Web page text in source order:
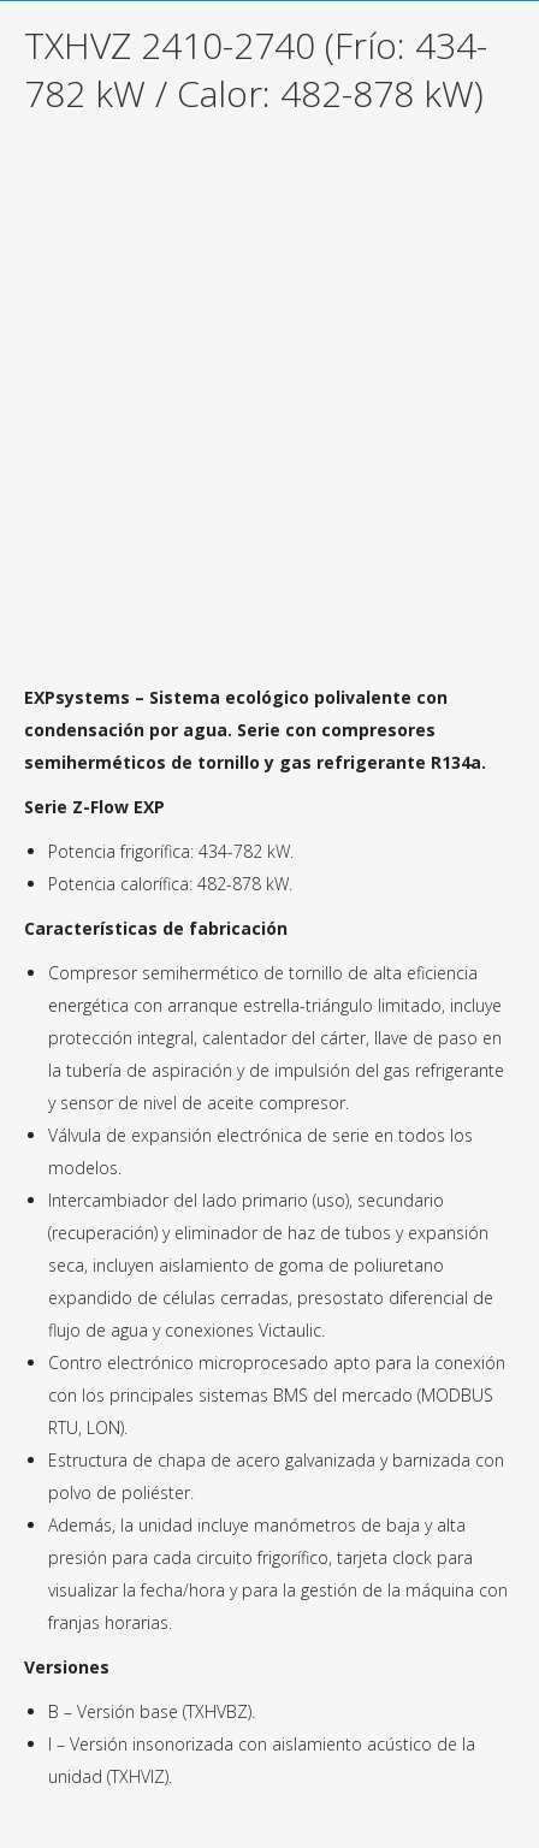
TXHVZ 2410-2740 (Frío: 434-
782 kW / Calor: 482-878 kW)
EXPsystems – Sistema ecológico polivalente con
condensación por agua. Serie con compresores
semiherméticos de tornillo y gas refrigerante R134a.
Serie Z-Flow EXP
Potencia frigorífica: 434-782 kW.
Potencia calorífica: 482-878 kW.
Características de fabricación
Compresor semihermético de tornillo de alta eficiencia
energética con arranque estrella-triángulo limitado, incluye
protección integral, calentador del cárter, llave de paso en
la tubería de aspiración y de impulsión del gas refrigerante
y sensor de nivel de aceite compresor.
Válvula de expansión electrónica de serie en todos los
modelos.
Intercambiador del lado primario (uso), secundario
(recuperación) y eliminador de haz de tubos y expansión
seca, incluyen aislamiento de goma de poliuretano
expandido de células cerradas, presostato diferencial de
flujo de agua y conexiones Victaulic.
Contro electrónico microprocesado apto para la conexión
con los principales sistemas BMS del mercado (MODBUS
RTU, LON).
Estructura de chapa de acero galvanizada y barnizada con
polvo de poliéster.
Además, la unidad incluye manómetros de baja y alta
presión para cada circuito frigorífico, tarjeta clock para
visualizar la fecha/hora y para la gestión de la máquina con
franjas horarias.
Versiones
B – Versión base (TXHVBZ).
I – Versión insonorizada con aislamiento acústico de la
unidad (TXHVIZ).